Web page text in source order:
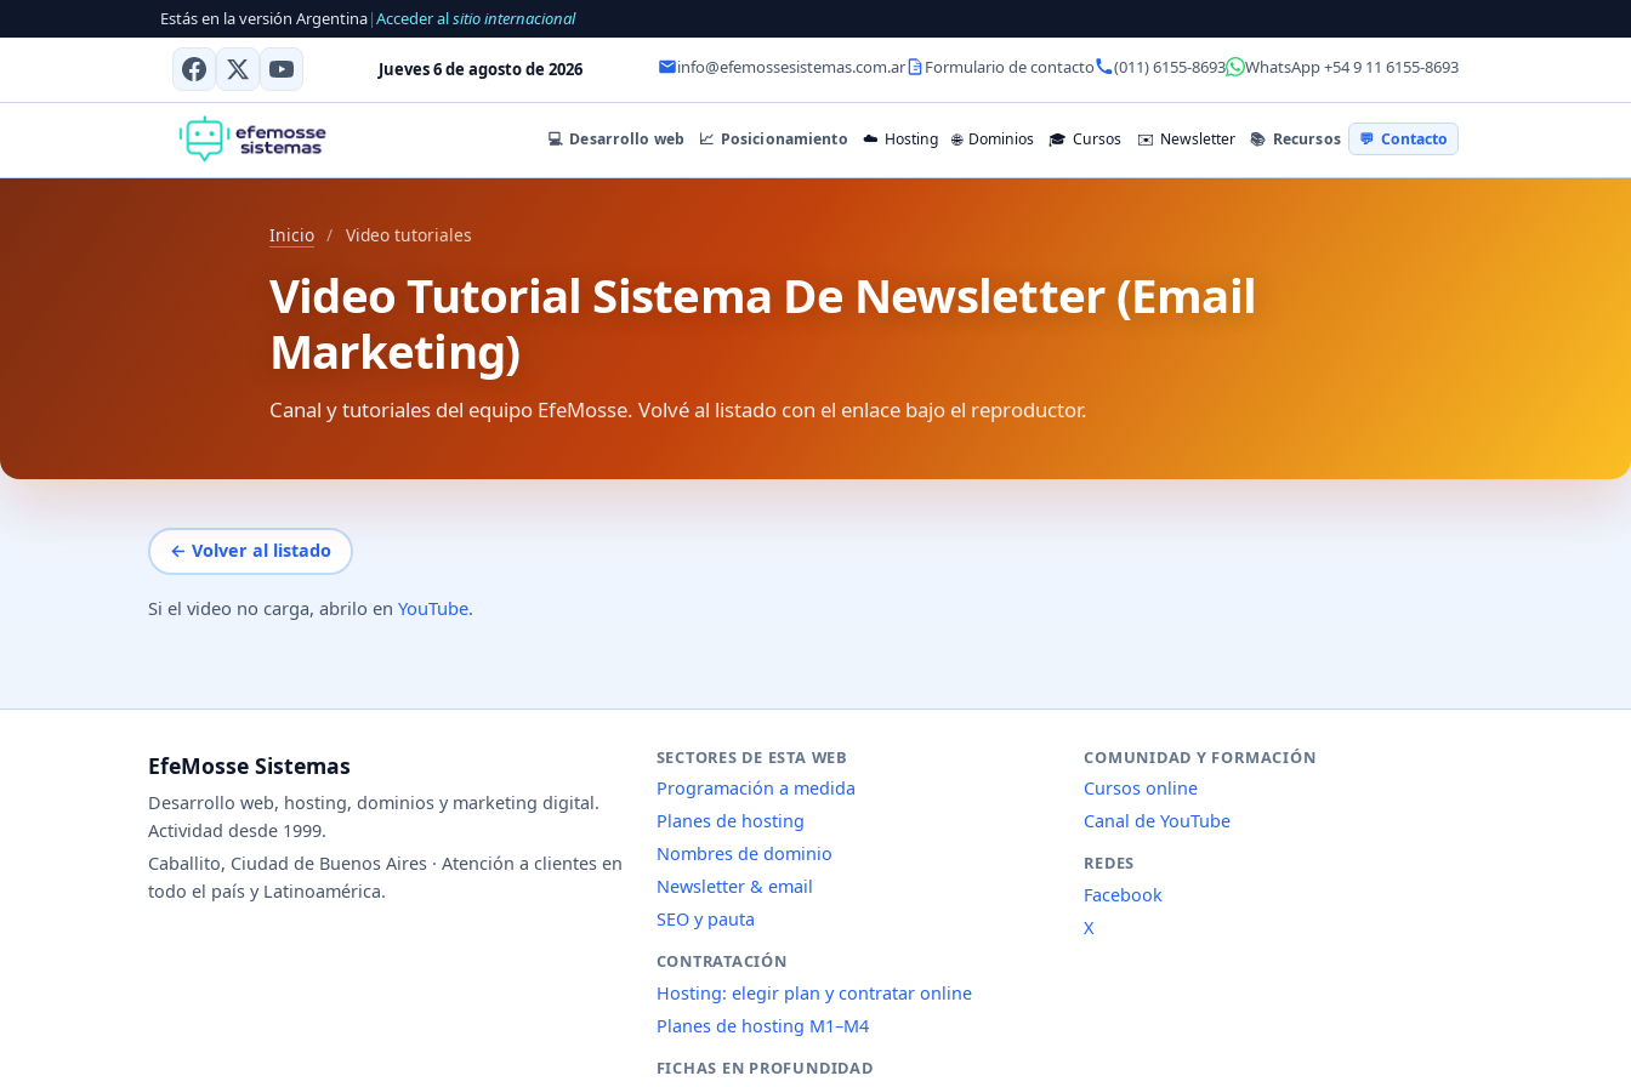
Estás en la versión Argentina|Acceder alsitio internacional
Jueves 6 de agosto de 2026 info@efemossesistemas.com.ar Formulario de contacto (011) 6155-8693 WhatsApp +54 9 11 6155-8693
💻 Desarrollo web 📈 Posicionamiento ☁️ Hosting 🌐 Dominios 🎓 Cursos ✉️ Newsletter 📚 Recursos 💬 Contacto
Inicio / Video tutoriales
Video Tutorial Sistema De Newsletter (Email
Marketing)
Canal y tutoriales del equipo EfeMosse. Volvé al listado con el enlace bajo el reproductor.
← Volver al listado
Si el video no carga, abrilo en YouTube.
EfeMosse Sistemas
Desarrollo web, hosting, dominios y marketing digital.
Actividad desde 1999.
Caballito, Ciudad de Buenos Aires · Atención a clientes en
todo el país y Latinoamérica.
SECTORES DE ESTA WEB
Programación a medida
Planes de hosting
Nombres de dominio
Newsletter & email
SEO y pauta
CONTRATACIÓN
Hosting: elegir plan y contratar online
Planes de hosting M1–M4
FICHAS EN PROFUNDIDAD
COMUNIDAD Y FORMACIÓN
Cursos online
Canal de YouTube
REDES
Facebook
X